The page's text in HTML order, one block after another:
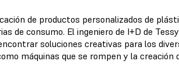
de productos personalizados de
de consumo. El ingeniero de I+D de
soluciones creativas para los
máquinas que se rompen y la creación